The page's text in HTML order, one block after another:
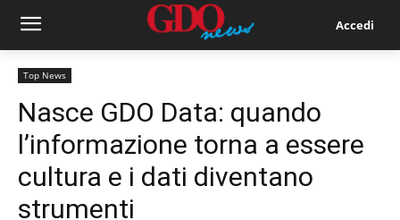
Accedi
Top News
Nasce GDO Data: quando
l’informazione torna a essere
cultura e i dati diventano
strumenti